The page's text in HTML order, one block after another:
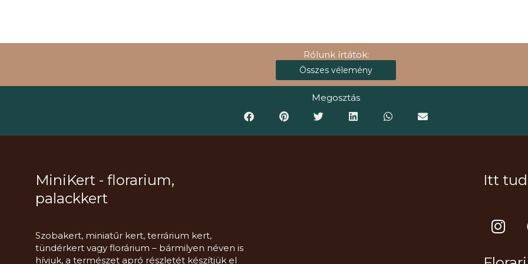
Rólunk írtátok:
Összes vélemény
Megosztás
MiniKert - florarium,
palackkert
Szobakert, miniatűr kert, terrárium kert,
tündérkert vagy florárium – bármilyen néven is
hívjuk, a természet apró részletét készítjük el
Itt
I
n